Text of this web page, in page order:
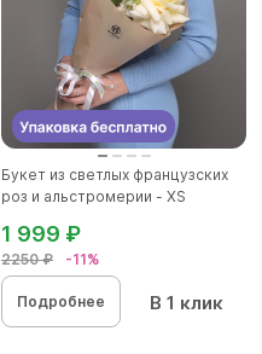
Букет из светлых французских
роз и альстромерии - XS
2250 ₽ -11%
1 999 ₽
Подробнее В 1 клик